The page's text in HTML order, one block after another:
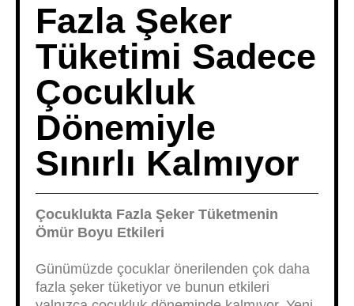
Fazla Şeker
Tüketimi Sadece
Çocukluk
Dönemiyle
Sınırlı Kalmıyor
Çocuklukta Fazla Şeker Tüketmenin
Ömür Boyu Etkileri
Günümüzde çocuklar önerilenden çok daha
fazla şeker tüketiyor ve bunun etkileri